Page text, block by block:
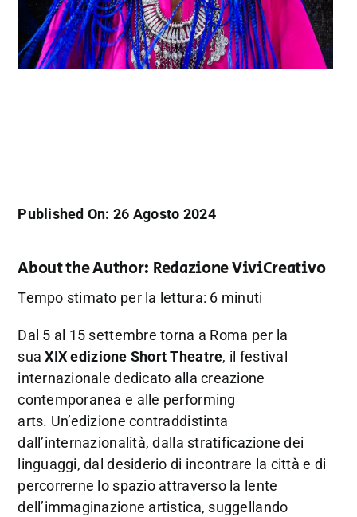
Published On: 26 Agosto 2024
About the Author: Redazione ViviCreativo
Tempo stimato per la lettura: 6 minuti
Dal 5 al 15 settembre torna a Roma per la
suaXIX edizione Short Theatre, il festival
internazionale dedicato alla creazione
contemporanea e alle performing
arts. Un’edizione contraddistinta
dall’internazionalità, dalla stratificazione dei
linguaggi, dal desiderio di incontrare la città e di
percorrerne lo spazio attraverso la lente
dell’immaginazione artistica, suggellando